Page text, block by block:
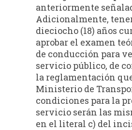
anteriormente
Adicionalmente,
dieciocho (18) años
aprobar el examen
de conducción para
servicio público, de
la reglamentación
Ministerio de
condiciones para la
servicio serán las
en el literal c) del